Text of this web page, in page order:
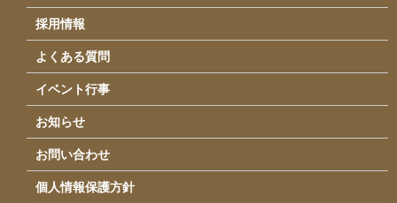
採用情報
よくある質問
イベント行事
お知らせ
お問い合わせ
個人情報保護方針